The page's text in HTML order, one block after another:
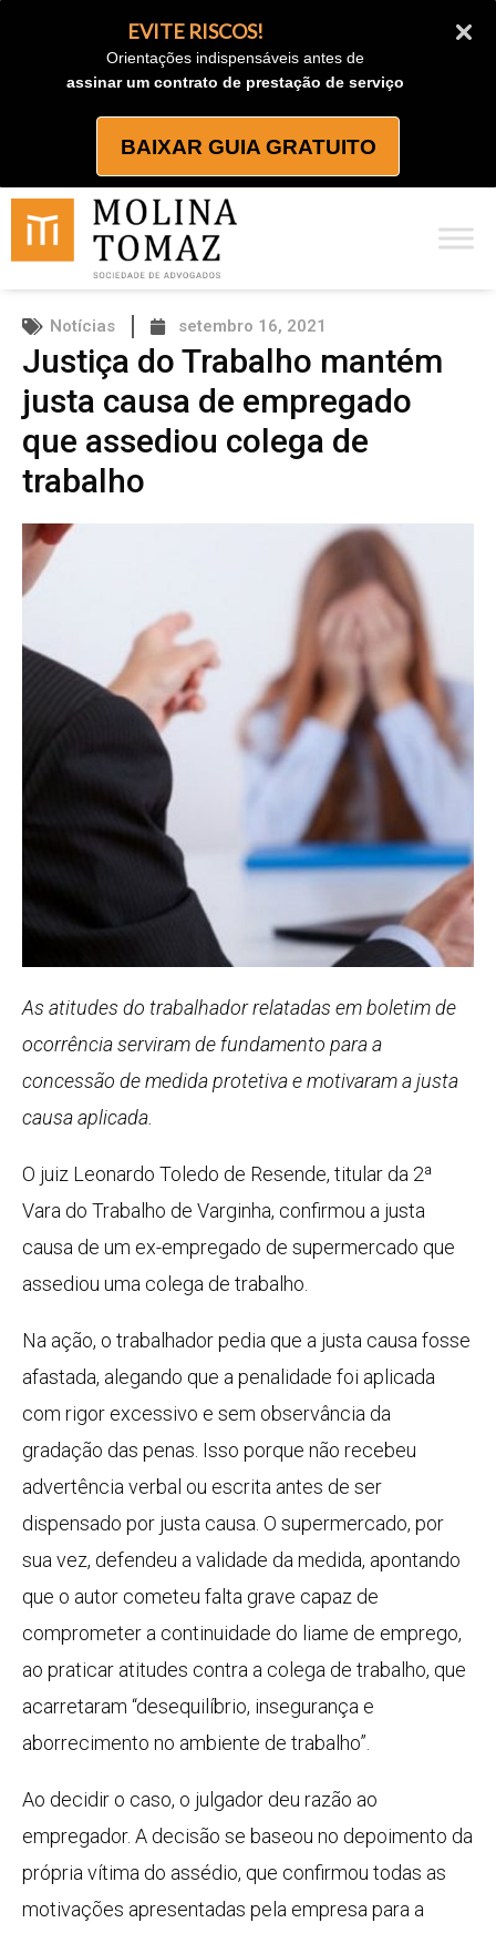
EVITE RISCOS!
Orientações indispensáveis antes de
assinar um contrato de prestação de serviço
BAIXAR GUIA GRATUITO
Notícias setembro 16, 2021
Justiça do Trabalho mantém
justa causa de empregado
que assediou colega de
trabalho
As atitudes do trabalhador relatadas em boletim de
ocorrência serviram de fundamento para a
concessão de medida protetiva e motivaram a justa
causa aplicada.
O juiz Leonardo Toledo de Resende, titular da 2ª
Vara do Trabalho de Varginha, confirmou a justa
causa de um ex-empregado de supermercado que
assediou uma colega de trabalho.
Na ação, o trabalhador pedia que a justa causa fosse
afastada, alegando que a penalidade foi aplicada
com rigor excessivo e sem observância da
gradação das penas. Isso porque não recebeu
advertência verbal ou escrita antes de ser
dispensado por justa causa. O supermercado, por
sua vez, defendeu a validade da medida, apontando
que o autor cometeu falta grave capaz de
comprometer a continuidade do liame de emprego,
ao praticar atitudes contra a colega de trabalho, que
acarretaram “desequilíbrio, insegurança e
aborrecimento no ambiente de trabalho”.
Ao decidir o caso, o julgador deu razão ao
empregador. A decisão se baseou no depoimento da
própria vítima do assédio, que confirmou todas as
motivações apresentadas pela empresa para a